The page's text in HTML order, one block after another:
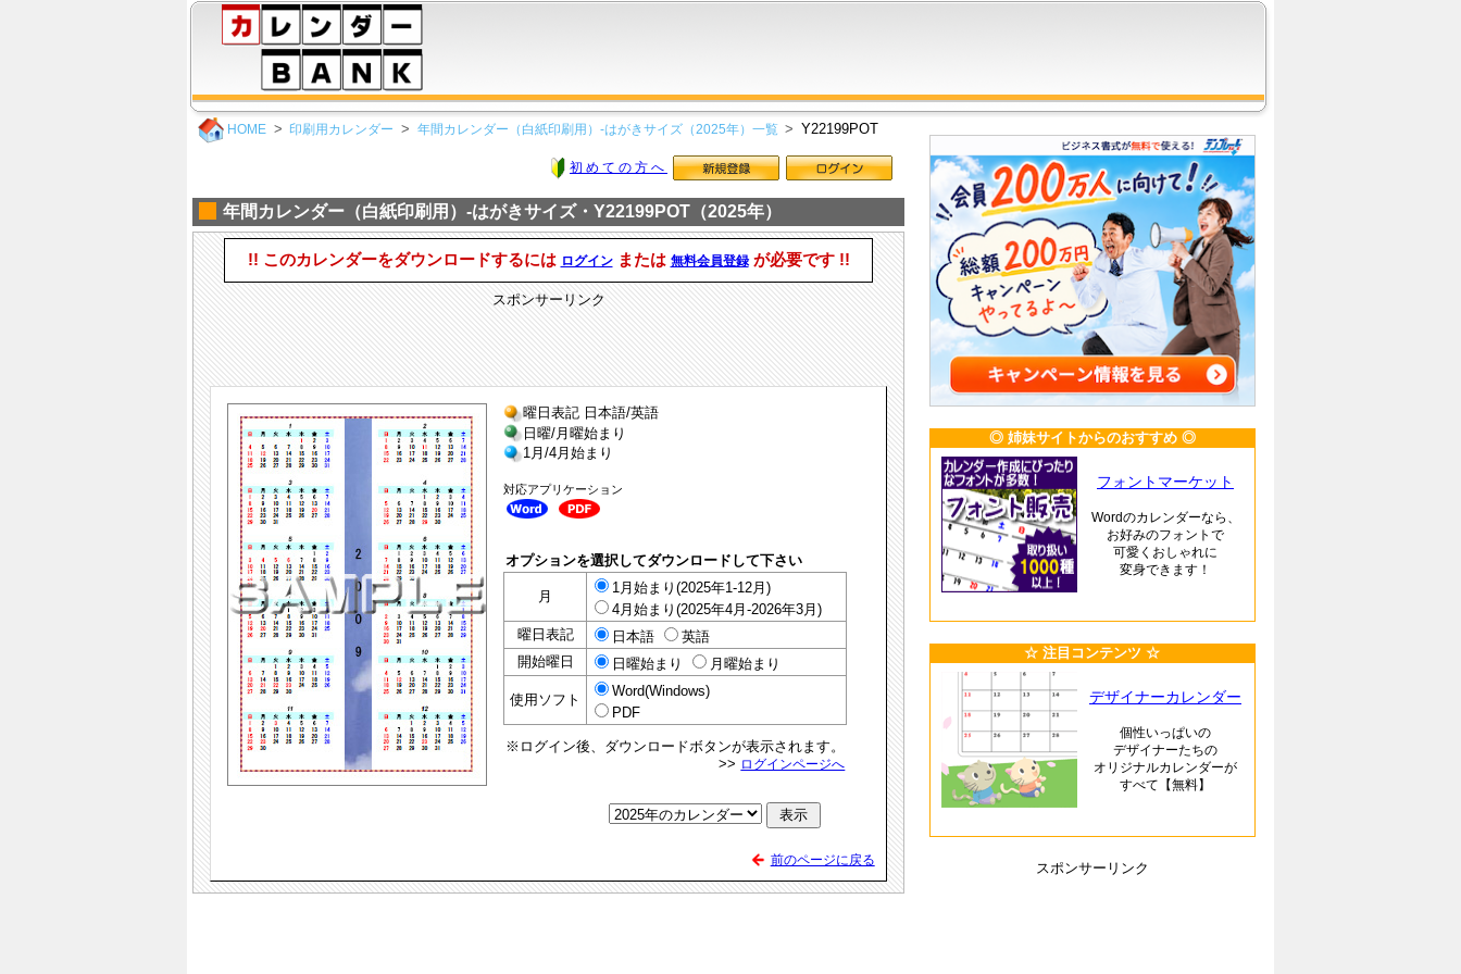
HOME 印刷用カレンダー 年間カレンダー（白紙印刷用）-はがきサイズ（2025年）一覧 Y22199POT
初めての方へ
年間カレンダー（白紙印刷用）-はがきサイズ・Y22199POT（2025年）
!! このカレンダーをダウンロードするには ログインまたは 無料会員登録が必要です !!
スポンサーリンク
曜日表記 日本語/英語
日曜/月曜始まり
1月/4月始まり
対応アプリケーション
オプションを選択してダウンロードして下さい
月
1月始まり(2025年1-12月)
4月始まり(2025年4月-2026年3月)
曜日表記
日本語
英語
開始曜日
日曜始まり 月曜始まり
使用ソフト
Word(Windows)
PDF
※ログイン後、ダウンロードボタンが表示されます。
>> ログインページへ
前のページに戻る
◎ 姉妹サイトからのおすすめ ◎
フォントマーケット
Wordのカレンダーなら、
お好みのフォントで
可愛くおしゃれに
変身できます！
☆ 注目コンテンツ ☆
デザイナーカレンダー
個性いっぱいの
デザイナーたちの
オリジナルカレンダーが
すべて【無料】
スポンサーリンク